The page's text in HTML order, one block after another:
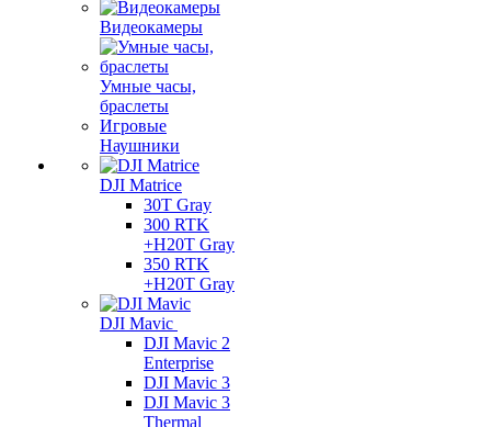
Видеокамеры
Умные часы,
браслеты
Игровые
Наушники
DJI Matrice
30T Gray
300 RTK
+H20T Gray
350 RTK
+H20T Gray
DJI Mavic
DJI Mavic 2
Enterprise
DJI Mavic 3
DJI Mavic 3
Thermal